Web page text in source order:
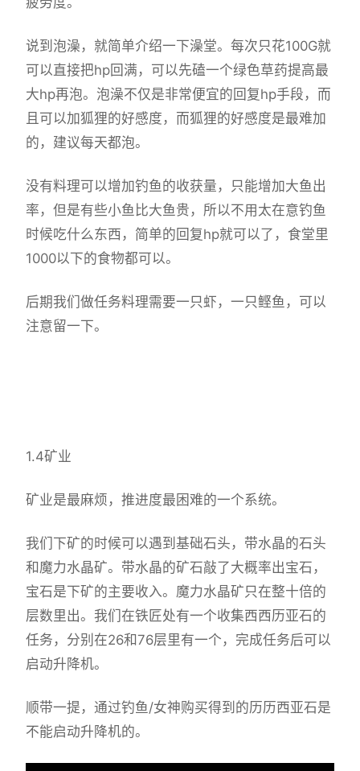
说到泡澡，就简单介绍一下澡堂。每次只花100G就
可以直接把hp回满，可以先磕一个绿色草药提高最
大hp再泡。泡澡不仅是非常便宜的回复hp手段，而
且可以加狐狸的好感度，而狐狸的好感度是最难加
的，建议每天都泡。
没有料理可以增加钓鱼的收获量，只能增加大鱼出
率，但是有些小鱼比大鱼贵，所以不用太在意钓鱼
时候吃什么东西，简单的回复hp就可以了，食堂里
1000以下的食物都可以。
后期我们做任务料理需要一只虾，一只鲣鱼，可以
注意留一下。
1.4矿业
矿业是最麻烦，推进度最困难的一个系统。
我们下矿的时候可以遇到基础石头，带水晶的石头
和魔力水晶矿。带水晶的矿石敲了大概率出宝石，
宝石是下矿的主要收入。魔力水晶矿只在整十倍的
层数里出。我们在铁匠处有一个收集西西历亚石的
任务，分别在26和76层里有一个，完成任务后可以
启动升降机。
顺带一提，通过钓鱼/女神购买得到的历历西亚石是
不能启动升降机的。